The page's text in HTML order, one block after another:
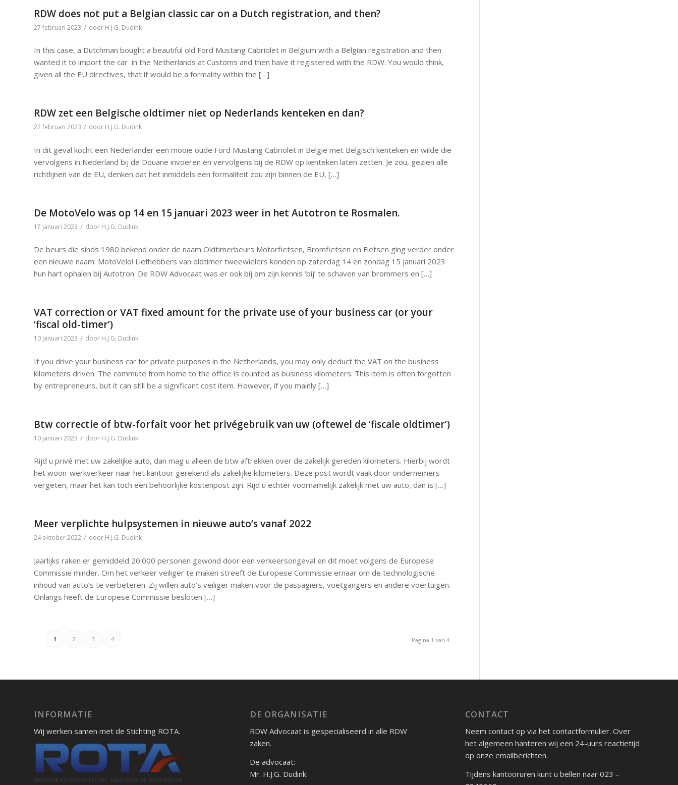
RDW does not put a Belgian classic car on a Dutch registration, and then?
27 februari 2023 / door H.J.G. Dudink
In this case, a Dutchman bought a beautiful old Ford Mustang Cabriolet in Belgium with a Belgian registration and then
wanted it to import the car in the Netherlands at Customs and then have it registered with the RDW. You would think,
given all the EU directives, that it would be a formality within the […]
RDW zet een Belgische oldtimer niet op Nederlands kenteken en dan?
27 februari 2023 / door H.J.G. Dudink
In dit geval kocht een Nederlander een mooie oude Ford Mustang Cabriolet in België met Belgisch kenteken en wilde die
vervolgens in Nederland bij de Douane invoeren en vervolgens bij de RDW op kenteken laten zetten. Je zou, gezien alle
richtlijnen van de EU, denken dat het inmiddels een formaliteit zou zijn binnen de EU, […]
De MotoVelo was op 14 en 15 januari 2023 weer in het Autotron te Rosmalen.
17 januari 2023 / door H.J.G. Dudink
De beurs die sinds 1980 bekend onder de naam Oldtimerbeurs Motorfietsen, Bromfietsen en Fietsen ging verder onder
een nieuwe naam: MotoVelo! Liefhebbers van oldtimer tweewielers konden op zaterdag 14 en zondag 15 januari 2023
hun hart ophalen bij Autotron. De RDW Advocaat was er ook bij om zijn kennis ‘bij’ te schaven van brommers en […]
VAT correction or VAT fixed amount for the private use of your business car (or your
‘fiscal old-timer’)
10 januari 2023 / door H.J.G. Dudink
If you drive your business car for private purposes in the Netherlands, you may only deduct the VAT on the business
kilometers driven. The commute from home to the office is counted as business kilometers. This item is often forgotten
by entrepreneurs, but it can still be a significant cost item. However, if you mainly […]
Btw correctie of btw-forfait voor het privégebruik van uw (oftewel de ‘fiscale oldtimer’)
10 januari 2023 / door H.J.G. Dudink
Rijd u privé met uw zakelijke auto, dan mag u alleen de btw aftrekken over de zakelijk gereden kilometers. Hierbij wordt
het woon-werkverkeer naar het kantoor gerekend als zakelijke kilometers. Deze post wordt vaak door ondernemers
vergeten, maar het kan toch een behoorlijke kostenpost zijn. Rijd u echter voornamelijk zakelijk met uw auto, dan is […]
Meer verplichte hulpsystemen in nieuwe auto’s vanaf 2022
24 oktober 2022 / door H.J.G. Dudink
Jaarlijks raken er gemiddeld 20.000 personen gewond door een verkeersongeval en dit moet volgens de Europese
Commissie minder. Om het verkeer veiliger te maken streeft de Europese Commissie ernaar om de technologische
inhoud van auto’s te verbeteren. Zij willen auto’s veiliger maken voor de passagiers, voetgangers en andere voertuigen.
Onlangs heeft de Europese Commissie besloten […]
Pagina 1 van 4
1 2 3 4
INFORMATIE
Wij werken samen met de Stichting ROTA.
DE ORGANISATIE
RDW Advocaat is gespecialiseerd in alle RDW
zaken.
De advocaat:
Mr. H.J.G. Dudink.
CONTACT
Neem contact op via het contactformulier. Over
het algemeen hanteren wij een 24-uurs reactietijd
op onze emailberichten.
Tijdens kantooruren kunt u bellen naar 023 –